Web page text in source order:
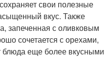
свои полезные
вкус. Также
запеченная с оливковым
сочетается с орехами,
блюда еще более вкусными